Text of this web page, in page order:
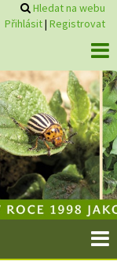
Hledat na webu
Přihlásit| Registrovat